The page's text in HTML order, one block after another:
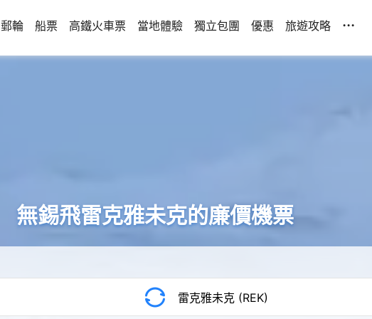
郵輪 船票 高鐵火車票 當地體驗 獨立包團 優惠 旅遊攻略 ...
無錫飛雷克雅未克的廉價機票